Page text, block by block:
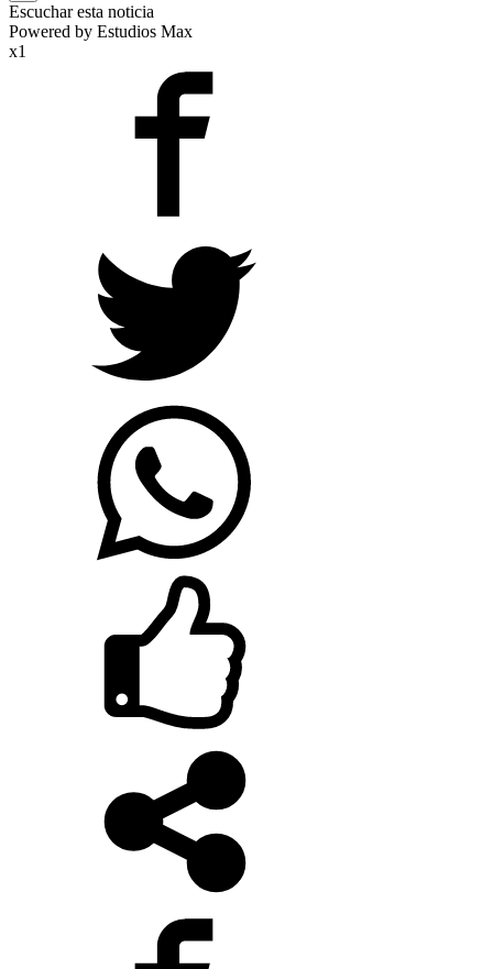
Escuchar esta noticia
Powered by Estudios Max
x1